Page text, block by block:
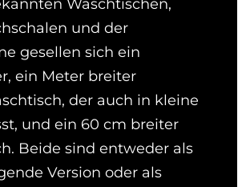
Waschtischen,
und der
gesellen sich ein
ein Meter breiter
der auch in kleine
und ein 60 cm breiter
Beide sind entweder als
Version oder als